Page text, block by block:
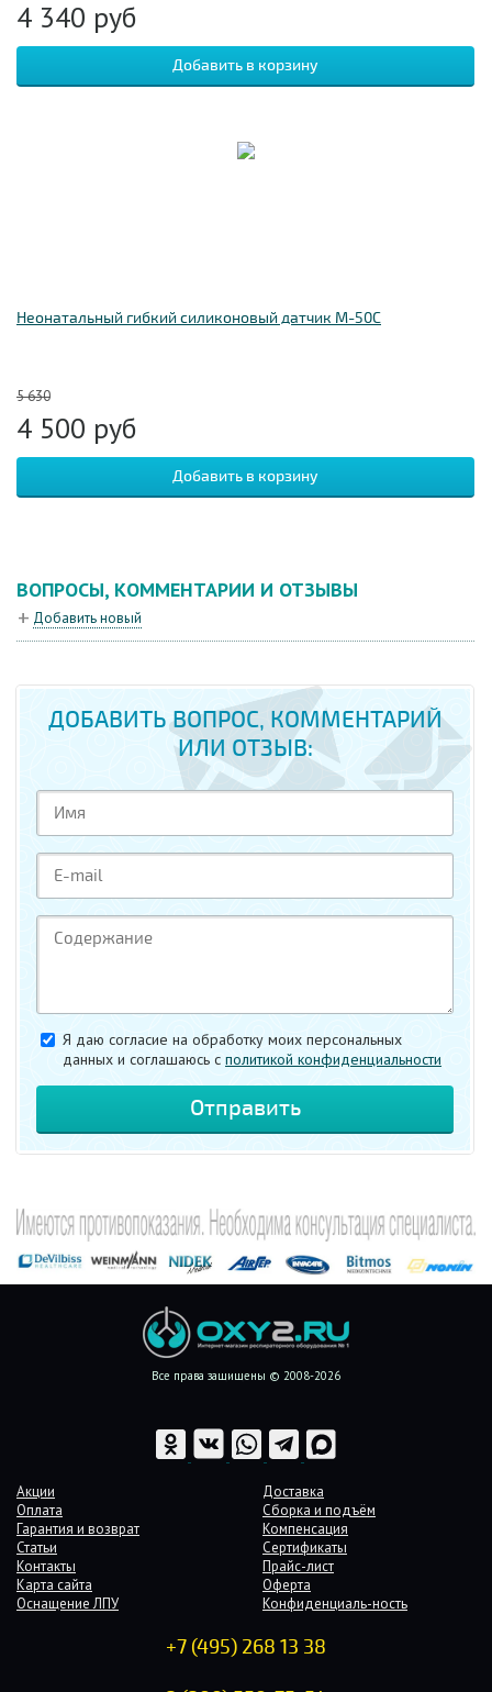
4 340 руб
Неонатальный гибкий силиконовый датчик M-50C
5 630
4 500 руб
ВОПРОСЫ, КОММЕНТАРИИ И ОТЗЫВЫ
Добавить новый
ДОБАВИТЬ ВОПРОС, КОММЕНТАРИЙ
ИЛИ ОТЗЫВ:
Я даю согласие на обработку моих персональных
данных и соглашаюсь c политикой конфиденциальности
Все права защищены © 2008-2026
Акции
Доставка
Оплата
Сборка и подъём
Гарантия и возврат
Компенсация
Статьи
Сертификаты
Контакты
Прайс-лист
Карта сайта
Оферта
Оснащение ЛПУ
Конфиденциаль-ность
+7 (495) 268 13 38